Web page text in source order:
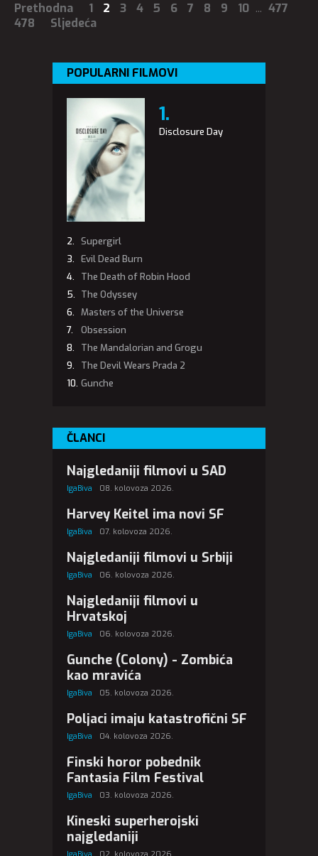
Prethodna 1 2 3 4 5 6 7 8 9 10 ... 477
478
Sljedeća
POPULARNI FILMOVI
Disclosure Day
Supergirl
Evil Dead Burn
The Death of Robin Hood
The Odyssey
Masters of the Universe
Obsession
The Mandalorian and Grogu
The Devil Wears Prada 2
Gunche
ČLANCI
Najgledaniji filmovi u SAD
IgaBiva 08. kolovoza 2026.
Harvey Keitel ima novi SF
IgaBiva 07. kolovoza 2026.
Najgledaniji filmovi u Srbiji
IgaBiva 06. kolovoza 2026.
Najgledaniji filmovi u
Hrvatskoj
IgaBiva 06. kolovoza 2026.
Gunche (Colony) - Zombića
kao mravića
IgaBiva 05. kolovoza 2026.
Poljaci imaju katastrofični SF
IgaBiva 04. kolovoza 2026.
Finski horor pobednik
Fantasia Film Festival
IgaBiva 03. kolovoza 2026.
Kineski superherojski
najgledaniji